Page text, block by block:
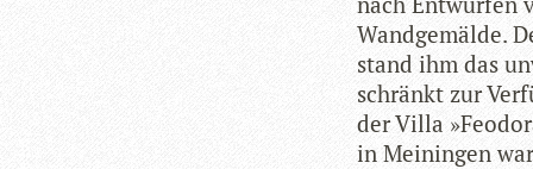
Wand­ge­mälde.
stand ihm das
schränkt zur
der Villa
in Mei­nin­gen